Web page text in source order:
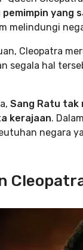
yang
melindungi
Cleopatra
segala hal
Sang Ratu tak
kerajaan.
negara